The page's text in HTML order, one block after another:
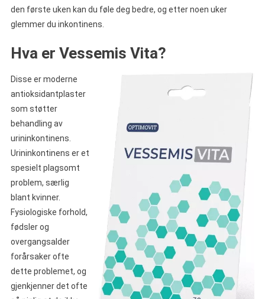
den første uken kan du føle deg bedre, og etter noen uker
glemmer du inkontinens.
Hva er Vessemis Vita?
Disse er moderne
antioksidantplaster
som støtter
behandling av
urininkontinens.
Urininkontinens er et
spesielt plagsomt
problem, særlig
blant kvinner.
Fysiologiske forhold,
fødsler og
overgangsalder
forårsaker ofte
dette problemet, og
gjenkjenner det ofte